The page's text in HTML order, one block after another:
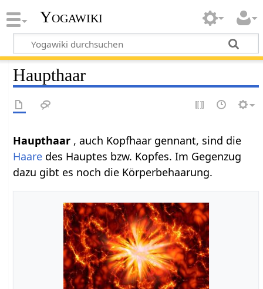
Yogawiki
Haupthaar
, auch Kopfhaar gennant, sind die
Haare des Hauptes bzw. Kopfes. Im Gegenzug
dazu gibt es noch die Körperbehaarung.